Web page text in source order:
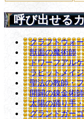
呼び出せる
クラフトウォ
獣面の魔術師
ドワーフアル
ラビットメイジ
聖法の教師・
開闢の錬金術
太陽の踊り手
グランドガー